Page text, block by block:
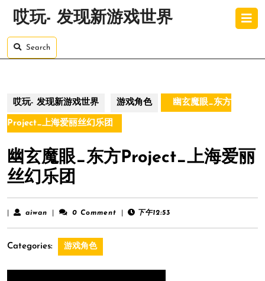
哎玩- 发现新游戏世界
Search
哎玩- 发现新游戏世界 游戏角色 幽玄魔眼_东方
Project_上海爱丽丝幻乐团
幽玄魔眼_东方Project_上海爱丽
丝幻乐团
aiwan aiwan 0 Comment 下午12:53
Categories: 游戏角色